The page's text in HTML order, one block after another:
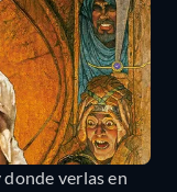
verlas en